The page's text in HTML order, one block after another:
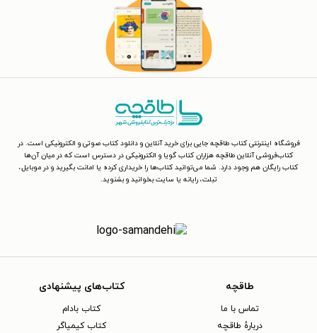
فروشگاه اینترنتی کتاب طاقچه جایی برای خرید آنلاین و دانلود کتاب صوتی و الکترونیکی است. در
کتاب‌فروشی آنلاین طاقچه هزاران کتاب گویا و الکترونیکی در دسترس است که در میان آن‌ها
کتاب رایگان هم وجود دارد. شما می‌توانید کتاب‌ها را خریداری کرده یا امانت بگیرید و در موبایل،
تبلت، رایانه یا سایت بخوانید و بشنوید.
طاقچه
تماس با ما
دربارهٔ طاقچه
کتاب‌های پیشنهادی
کتاب بادام
کتاب کیمیاگر